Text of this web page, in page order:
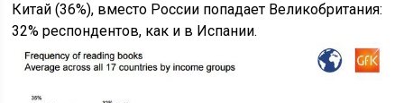
Китай (36%), вместо России попадает Великобритания:
32% респондентов, как и в Испании.